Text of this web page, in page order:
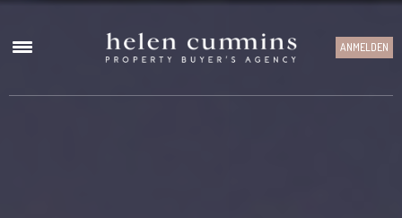
ANMELDEN